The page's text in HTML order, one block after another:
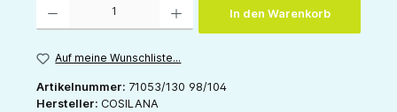
In den Warenkorb
Auf meine Wunschliste...
Artikelnummer: 71053/130 98/104
Hersteller: COSILANA